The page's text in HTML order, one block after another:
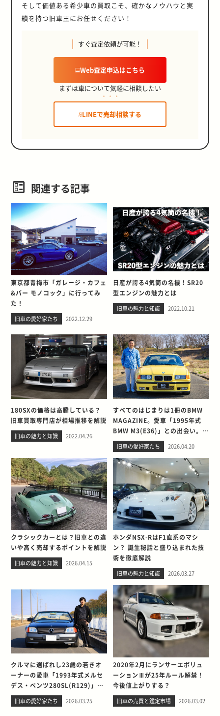
そして価値ある希少車の買取こそ、確かなノウハウと実
績を持つ旧車王にお任せください！
すぐ査定依頼が可能！
Web査定申込はこちら
まずは車について気軽に相談したい
LINEで売却相談する
関連する記事
東京都青梅市「ガレージ・カフェ
&バー モノコック」に行ってみ
た！
旧車の愛好家たち 2022.12.29
日産が誇る4気筒の名機！SR20
型エンジンの魅力とは
旧車の魅力と知識 2022.10.21
180SXの価格は高騰している？
旧車買取専門店が相場推移を解説
旧車の魅力と知識 2022.04.26
すべてのはじまりは1冊のBMW
MAGAZINE。愛車「1995年式
BMW M3(E36)」との出会い。そ
して別れを考える
旧車の愛好家たち 2026.04.20
クラシックカーとは？旧車との違
いや高く売却するポイントを解説
旧車の魅力と知識 2026.04.15
ホンダNSX-RはF1直系のマシ
ン？ 誕生秘話と盛り込まれた技
術を徹底解説
旧車の魅力と知識 2026.03.27
クルマに選ばれし23歳の若きオ
ーナーの愛車「1993年式メルセ
デス・ベンツ280SL(R129)」と
の出会い。そして別れを考える
旧車の愛好家たち 2026.03.25
2020年2月にランサーエボリュ
ーションⅢが25年ルール解禁！
今後値上がりする？
旧車の売買と鑑定市場 2026.03.02